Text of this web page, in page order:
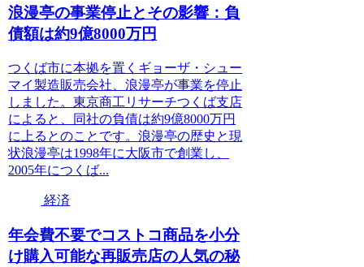
浪漫亭の事業停止とその影響：負
債額は約9億8000万円
つくば市に本拠を置くギョーザ・シュー
マイ製造販売会社、浪漫亭が事業を停止
しました。東京商工リサーチつくば支店
によると、同社の負債は約9億8000万円
に上るとのことです。浪漫亭の歴史と現
状浪漫亭は1998年に大阪市で創業し、
2005年につくば...
経済
年会費不要でコストコ商品を小分
け購入可能な再販売店の人気の秘